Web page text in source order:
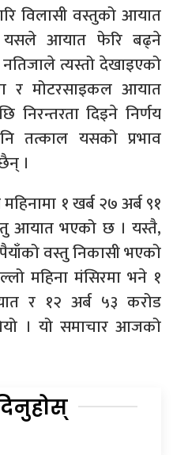
विलासी वस्तुको आयात
यसले आयात फेरि बढ्ने
त्यस्तो देखाइएको
र मोटरसाइकल आयात
निरन्तरता दिइने निर्णय
तत्काल यसको प्रभाव
।
१ खर्ब २७ अर्ब ९१
आयात भएको छ । यस्तै,
वस्तु निकासी भएको
महिना मंसिरमा भने १
र १२ अर्ब ५३ करोड
। यो समाचार आजको